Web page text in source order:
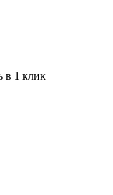
в 1 клик